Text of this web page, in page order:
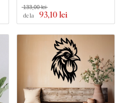
de la 93,10 lei
133,00 lei